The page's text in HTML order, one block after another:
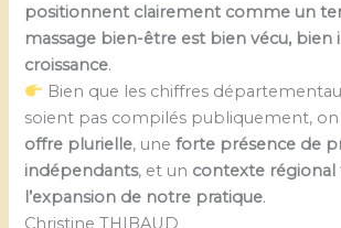
positionnent clairement comme un
massage bien-être est bien vécu,
croissance.
Bien que les chiffres
soient pas compilés publiquement,
offre plurielle, uneforte présence de
indépendants, et un contexte régional
l’expansion de notre pratique.
Christine THIBAUD